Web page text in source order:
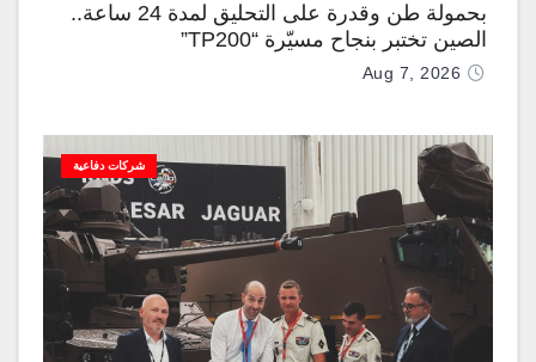
بحمولة طن وقدرة على التحليق لمدة 24 ساعة..
الصين تختبر بنجاح مسيّرة “TP200”
Aug 7, 2026
شركات دفاعية